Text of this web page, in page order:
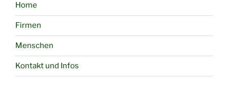
Home
Firmen
Menschen
Kontakt und Infos